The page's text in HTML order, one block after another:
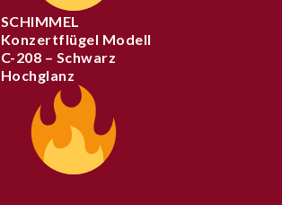
SCHIMMEL
Konzertflügel Modell
C-208 – Schwarz
Hochglanz